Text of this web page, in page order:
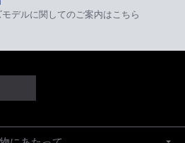
デルに関してのご案内はこちら